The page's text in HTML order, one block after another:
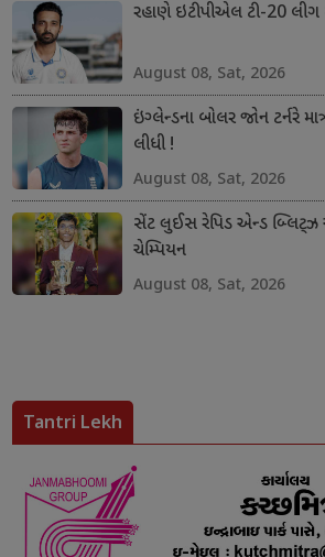
રહાણે ઇટીપીએલ ટી-20 લીગ
August 08, Sat, 2026
ઇંગ્લેન્ડના બોલર જોન ટર્નરે
લીધી !
August 08, Sat, 2026
સેંટ લુઈસ રેપિડ એન્ડ બ્લિટ્ઝ ચેસ
ચેમ્પિયન
August 08, Sat, 2026
Tantri Lekh